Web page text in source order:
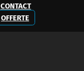
CONTACT
OFFERTE